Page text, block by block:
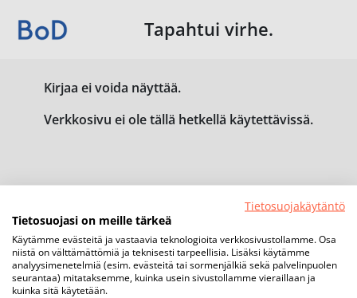
Tapahtui virhe.
Kirjaa ei voida näyttää.
Verkkosivu ei ole tällä hetkellä käytettävissä.
Tietosuojakäytäntö
Tietosuojasi on meille tärkeä
Käytämme evästeitä ja vastaavia teknologioita verkkosivustollamme. Osa
niistä on välttämättömiä ja teknisesti tarpeellisia. Lisäksi käytämme
analyysimenetelmiä (esim. evästeitä tai sormenjälkiä sekä palvelinpuolen
seurantaa) mitataksemme, kuinka usein sivustollamme vieraillaan ja
kuinka sitä käytetään.